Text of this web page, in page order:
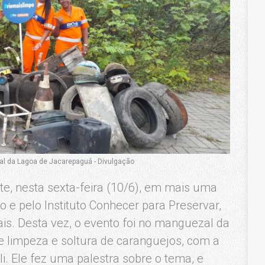
da Lagoa de Jacarepaguá - Divulgação
nesta sexta-feira (10/6), em mais uma
e pelo Instituto Conhecer para Preservar,
Desta vez, o evento foi no manguezal da
e soltura de caranguejos, com a
Ele fez uma palestra sobre o tema, e